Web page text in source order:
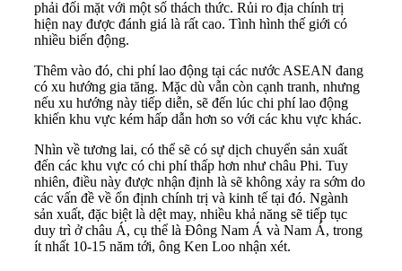
phải đối mặt với một số thách thức. Rủi ro địa chính trị
hiện nay được đánh giá là rất cao. Tình hình thế giới có
nhiều biến động.
Thêm vào đó, chi phí lao động tại các nước ASEAN đang
có xu hướng gia tăng. Mặc dù vẫn còn cạnh tranh, nhưng
nếu xu hướng này tiếp diễn, sẽ đến lúc chi phí lao động
khiến khu vực kém hấp dẫn hơn so với các khu vực khác.
Nhìn về tương lai, có thể sẽ có sự dịch chuyển sản xuất
đến các khu vực có chi phí thấp hơn như châu Phi. Tuy
nhiên, điều này được nhận định là sẽ không xảy ra sớm do
các vấn đề về ổn định chính trị và kinh tế tại đó. Ngành
sản xuất, đặc biệt là dệt may, nhiều khả năng sẽ tiếp tục
duy trì ở châu Á, cụ thể là Đông Nam Á và Nam Á, trong
ít nhất 10-15 năm tới, ông Ken Loo nhận xét.